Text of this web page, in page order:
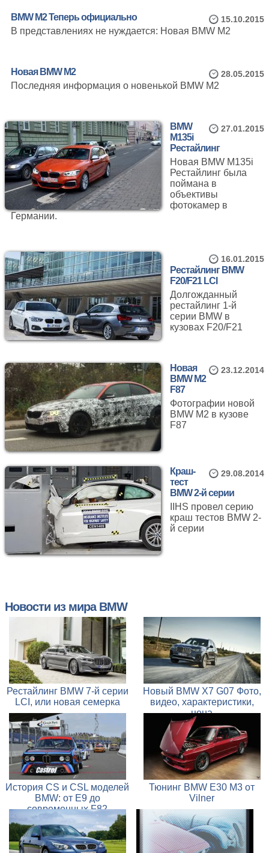
15.10.2015
BMW M2 Теперь официально
В представлениях не нуждается: Новая BMW M2
28.05.2015
Новая BMW M2
Последняя информация о новенькой BMW M2
27.01.2015
BMW
M135i
Рестайлинг
Новая BMW M135i
Рестайлинг была
поймана в
объективы
фотокамер в
Германии.
16.01.2015
Рестайлинг BMW
F20/F21 LCI
Долгожданный
рестайлинг 1-й
серии BMW в
кузовах F20/F21
23.12.2014
Новая
BMW M2
F87
Фотографии новой
BMW M2 в кузове
F87
29.08.2014
Краш-
тест
BMW 2-й серии
IIHS провел серию
краш тестов BMW 2-
й серии
Новости из мира BMW
Рестайлинг BMW 7-й серии
LCI, или новая семерка
Новый BMW X7 G07 Фото,
видео, характеристики,
цена
История CS и CSL моделей
BMW: от E9 до
современных F82
Тюнинг BMW E30 M3 от
Vilner